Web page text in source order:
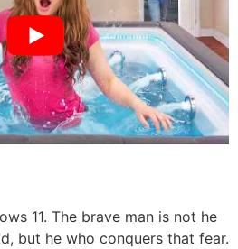
11. The brave man is not he
but he who conquers that fear.